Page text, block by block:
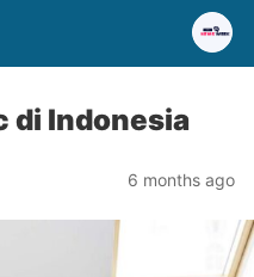
di Indonesia
6 months ago